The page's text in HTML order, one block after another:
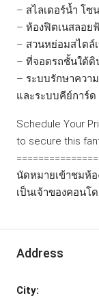
– สไลเดอร์น้ำ โ
– ห้องฟิตเนสลอย
– สวนหย่อมสไตล์
– ที่จอดรถชั้นใต้ดิ
– ระบบรักษาควา
และระบบคีย์การ์ด
Schedule Your
to secure this
นัดหมายเข้าชมห้อ
เป็นเจ้าของคอนโ
Address
City: